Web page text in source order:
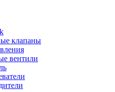
клапаны
вентили